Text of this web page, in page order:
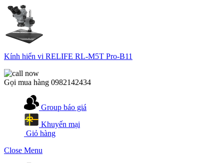
Kính hiển vi RELIFE RL-M5T Pro-B11
Gọi mua hàng 0982142434
Group báo giá
Khuyến mại
Giỏ hàng
Close Menu